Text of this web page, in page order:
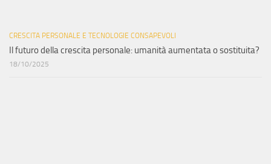
CRESCITA PERSONALE E TECNOLOGIE CONSAPEVOLI
Il futuro della crescita personale: umanità aumentata o sostituita?
18/10/2025